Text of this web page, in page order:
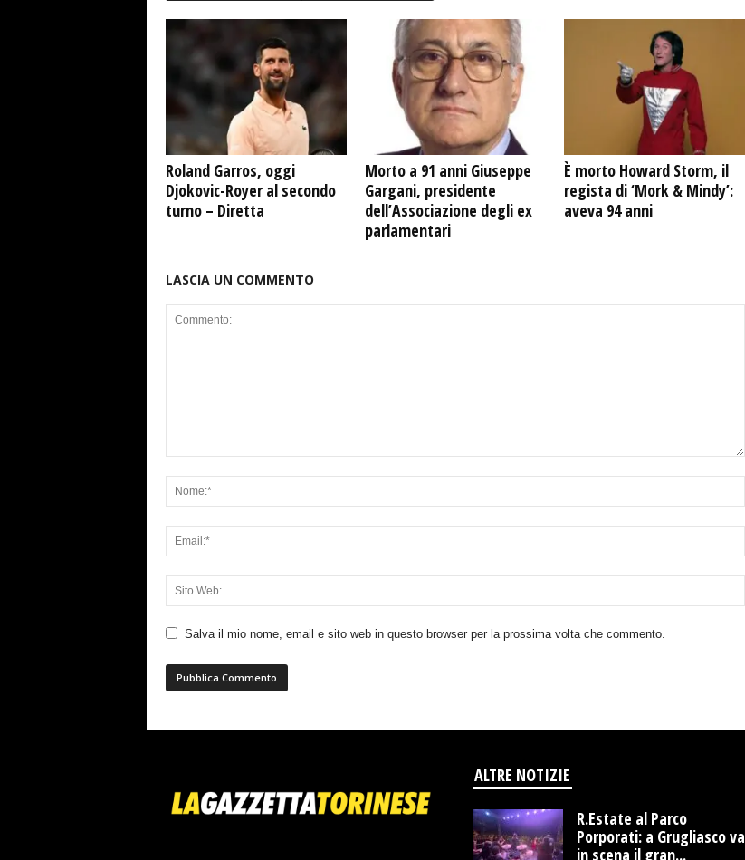
Roland Garros, oggi
Djokovic-Royer al secondo
turno – Diretta
Morto a 91 anni Giuseppe
Gargani, presidente
dell’Associazione degli ex
parlamentari
È morto Howard Storm, il
regista di ‘Mork & Mindy’:
aveva 94 anni
LASCIA UN COMMENTO
Salva il mio nome, email e sito web in questo browser per la prossima volta che commento.
ALTRE NOTIZIE
R.Estate al Parco
Porporati: a Grugliasco va
in scena il gran...